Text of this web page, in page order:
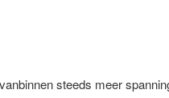
steeds meer